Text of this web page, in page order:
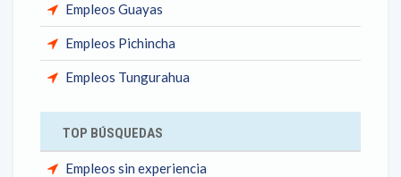
Empleos Guayas
Empleos Pichincha
Empleos Tungurahua
TOP BÚSQUEDAS
Empleos sin experiencia